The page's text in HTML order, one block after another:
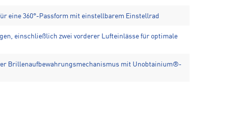
eine 360°-Passform mit einstellbarem Einstellrad
einschließlich zwei vorderer Lufteinlässe für optimale
Brillenaufbewahrungsmechanismus mit Unobtainium®-